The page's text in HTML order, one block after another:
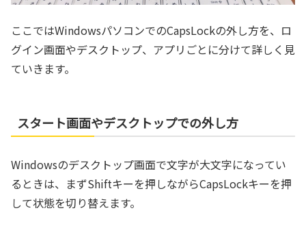
ここではWindowsパソコンでのCapsLockの外し方を、ロ
グイン画面やデスクトップ、アプリごとに分けて詳しく見
ていきます。
スタート画面やデスクトップでの外し方
Windowsのデスクトップ画面で文字が大文字になってい
るときは、まずShiftキーを押しながらCapsLockキーを押
して状態を切り替えます。